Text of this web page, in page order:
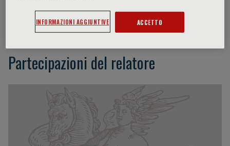
M. Cottini
Partecipazioni del relatore
INFORMAZIONI AGGIUNTIVE ACCETTO